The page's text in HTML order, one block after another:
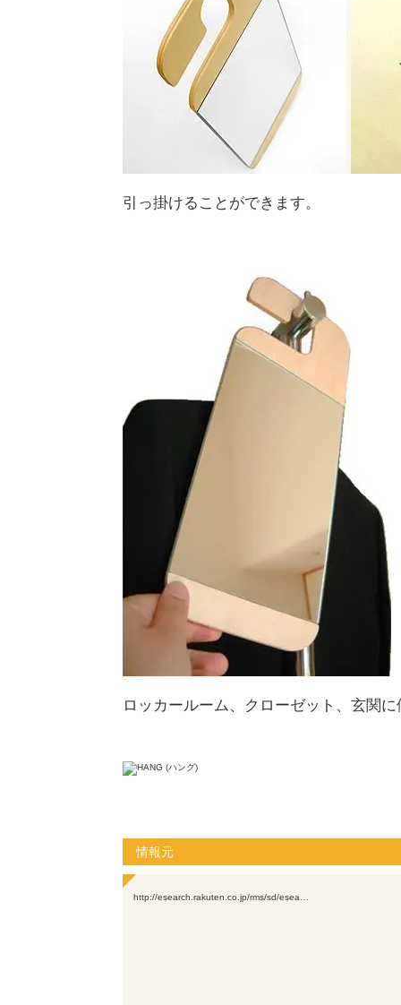
引っ掛けることができます。
ロッカールーム、クローゼット、玄関
情報元
http://esearch.rakuten.co.jp/rms/sd/esea…